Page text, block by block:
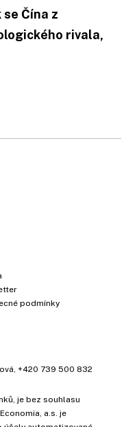
Čína z
rivala,
podmínky
+420 739 500 832
je bez souhlasu
a.s. je